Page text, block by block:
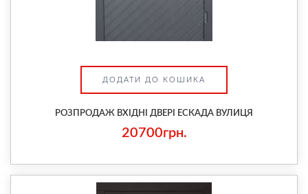
ДОДАТИ ДО КОШИКА
РОЗПРОДАЖ ВХІДНІ ДВЕРІ ЕСКАДА ВУЛИЦЯ
20700грн.